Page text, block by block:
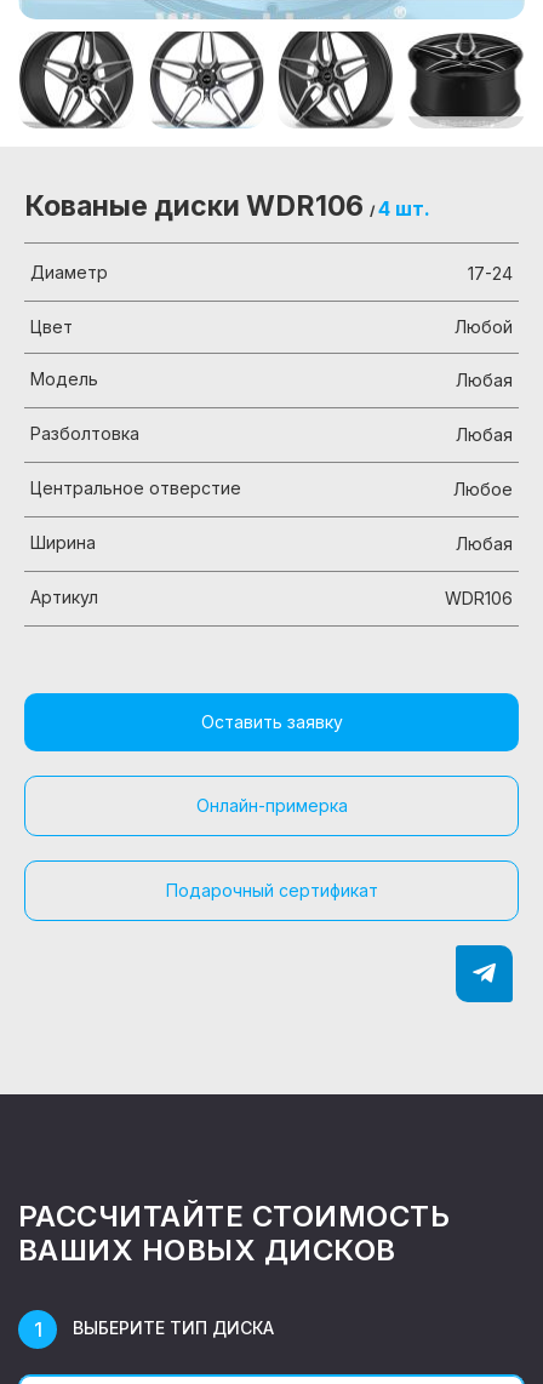
Кованые диски WDR106 / 4 шт.
Диаметр 17-24
Цвет Любой
Модель Любая
Разболтовка Любая
Центральное отверстие Любое
Ширина Любая
Артикул WDR106
Оставить заявку
Онлайн-примерка
Подарочный сертификат
РАССЧИТАЙТЕ СТОИМОСТЬ
ВАШИХ НОВЫХ ДИСКОВ
ВЫБЕРИТЕ ТИП ДИСКА